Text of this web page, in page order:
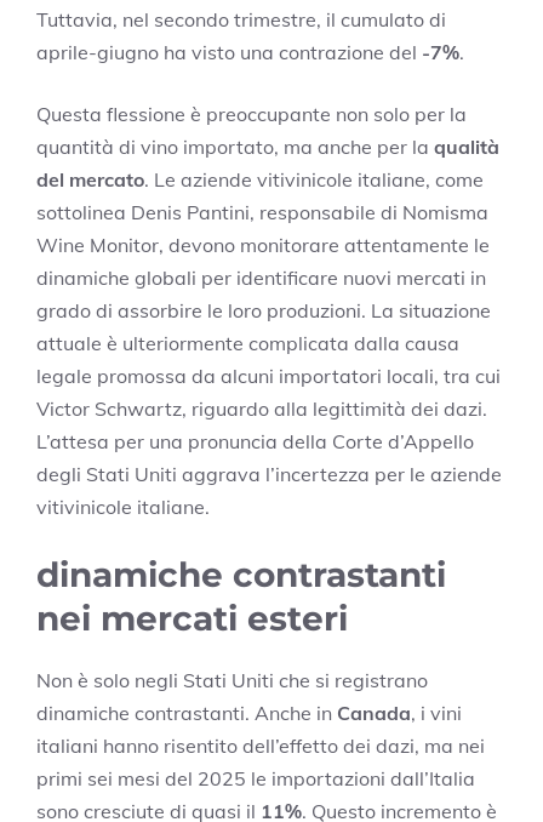
Tuttavia, nel secondo trimestre, il cumulato di
aprile-giugno ha visto una contrazione del -7%.
Questa flessione è preoccupante non solo per la
quantità di vino importato, ma anche per la qualità
del mercato. Le aziende vitivinicole italiane, come
sottolinea Denis Pantini, responsabile di Nomisma
Wine Monitor, devono monitorare attentamente le
dinamiche globali per identificare nuovi mercati in
grado di assorbire le loro produzioni. La situazione
attuale è ulteriormente complicata dalla causa
legale promossa da alcuni importatori locali, tra cui
Victor Schwartz, riguardo alla legittimità dei dazi.
L’attesa per una pronuncia della Corte d’Appello
degli Stati Uniti aggrava l’incertezza per le aziende
vitivinicole italiane.
dinamiche contrastanti
nei mercati esteri
Non è solo negli Stati Uniti che si registrano
dinamiche contrastanti. Anche in Canada, i vini
italiani hanno risentito dell’effetto dei dazi, ma nei
primi sei mesi del 2025 le importazioni dall’Italia
sono cresciute di quasi il 11%. Questo incremento è